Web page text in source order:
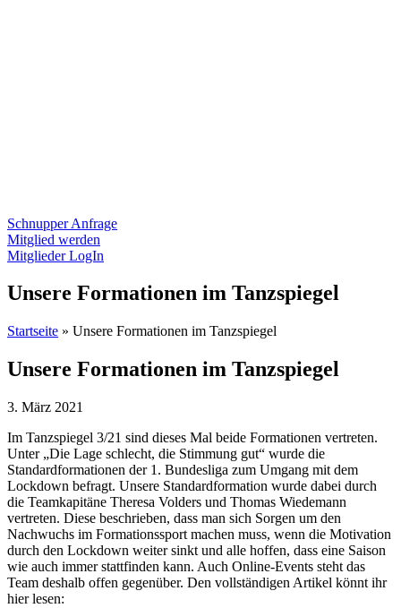
Schnupper Anfrage
Mitglied werden
Mitglieder LogIn
Unsere Formationen im Tanzspiegel
Startseite » Unsere Formationen im Tanzspiegel
Unsere Formationen im Tanzspiegel
3. März 2021
Im Tanzspiegel 3/21 sind dieses Mal beide Formationen vertreten.
Unter „Die Lage schlecht, die Stimmung gut“ wurde die
Standardformationen der 1. Bundesliga zum Umgang mit dem
Lockdown befragt. Unsere Standardformation wurde dabei durch
die Teamkapitäne Theresa Volders und Thomas Wiedemann
vertreten. Diese beschrieben, dass man sich Sorgen um den
Nachwuchs im Formationssport machen muss, wenn die Motivation
durch den Lockdown weiter sinkt und alle hoffen, dass eine Saison
wie auch immer stattfinden kann. Auch Online-Events steht das
Team deshalb offen gegenüber. Den vollständigen Artikel könnt ihr
hier lesen: